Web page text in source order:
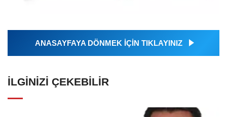
ANASAYFAYA DÖNMEK İÇİN TIKLAYINIZ
İLGINIZI ÇEKEBILIR